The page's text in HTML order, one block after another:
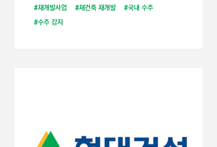
#재개발사업 #재건축 재개발
#국내 수주
#수주 강자